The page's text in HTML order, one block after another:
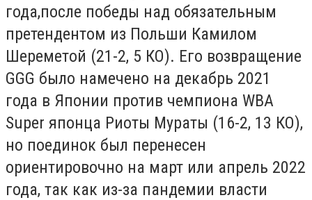
года,после победы над обязательным
претендентом из Польши Камилом
Шереметой (21-2, 5 КО). Его возвращение
GGG было намечено на декабрь 2021
года в Японии против чемпиона WBA
Super японца Риоты Мураты (16-2, 13 КО),
но поединок был перенесен
ориентировочно на март или апрель 2022
года, так как из-за пандемии власти